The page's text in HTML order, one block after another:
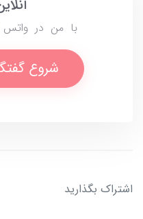
با من در واتس
شروع
اشتراک بگذارید